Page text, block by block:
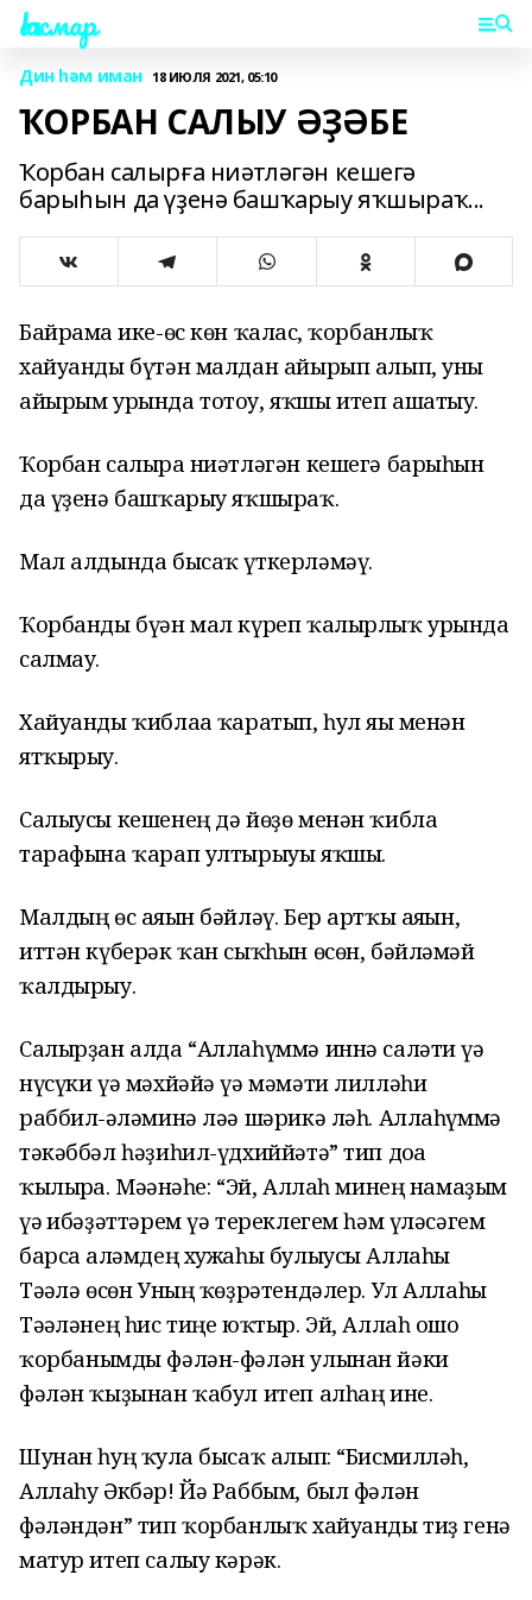
Һаҡмар
Дин һәм иман 18 ИЮЛЯ 2021, 05:10
ҠОРБАН САЛЫУ ӘҘӘБЕ
Ҡорбан салырға ниәтләгән кешегә
барыһын да үҙенә башҡарыу яҡшыраҡ...
Байрамға ике-өс көн ҡалғас, ҡорбанлыҡ
хайуанды бүтән малдан айырып алып, уны
айырым урында тотоу, яҡшы итеп ашатыу.
Ҡорбан салырға ниәтләгән кешегә барыһын
да үҙенә башҡарыу яҡшыраҡ.
Мал алдында бысаҡ үткерләмәү.
Ҡорбанды бүән мал күреп ҡалырлыҡ урында
салмау.
Хайуанды ҡиблаға ҡаратып, һул яғы менән
ятҡырыу.
Салыусы кешенең дә йөҙө менән ҡибла
тарафына ҡарап ултырыуы яҡшы.
Малдың өс аяғын бәйләү. Бер артҡы аяғын,
иттән күберәк ҡан сыҡһын өсөн, бәйләмәй
ҡалдырыу.
Салырҙан алда “Аллаһүммә иннә саләти үә
нүсүки үә мәхйәйә үә мәмәти лилләһи
раббил-ғәләминә ләә шәрикә ләһ. Аллаһүммә
тәкәббәл һәҙиһил-үдхиййәтә” тип доға
ҡылырға. Мәғәнәһе: “Эй, Аллаһ минең намаҙым
үә ғибәҙәттәремүә тереклегем һәм үләсәгем
барса ғаләмдең хужаһы булыусы Аллаһы
Тәғәлә өсөн Уның ҡөҙрәтендәлер. Ул Аллаһы
Тәғәләнең һистиңе юҡтыр. Эй, Аллаһ ошо
ҡорбанымды фәлән-фәлән улынан йәки
фәлән ҡыҙынан ҡабул итеп алһаң ине.
Шунан һуң ҡулға бысаҡ алып: “Бисмилләһ,
Аллаһу Әкбәр! Йә Раббым, был фәлән
фәләндән” тип ҡорбанлыҡ хайуанды тиҙ генә
матур итеп салыу кәрәк.